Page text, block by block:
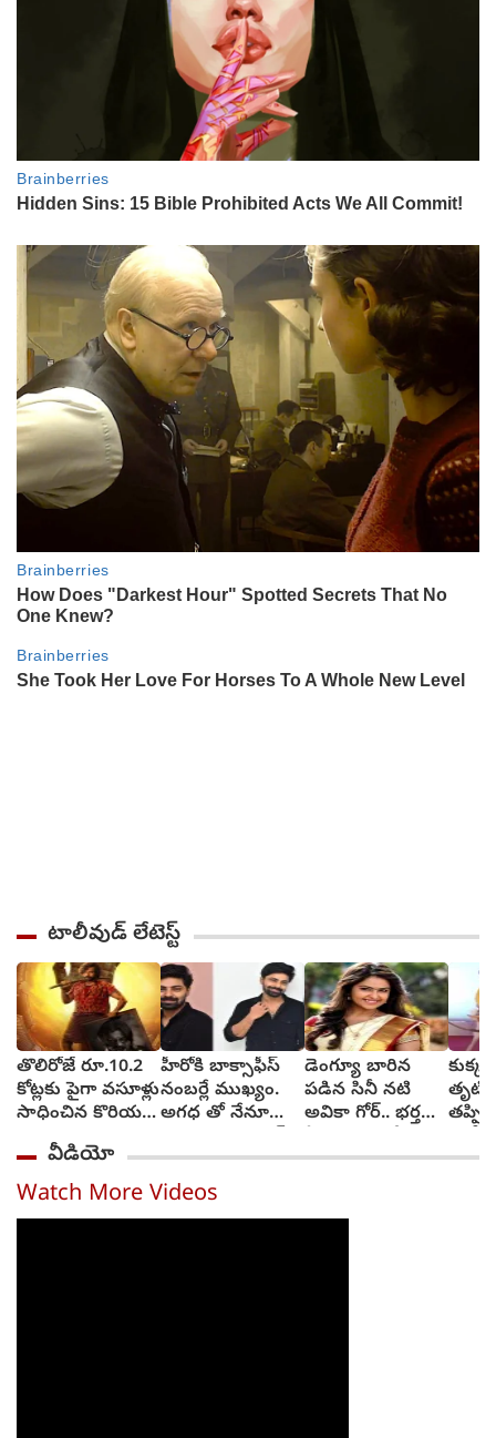
టాలీవుడ్ లేటెస్ట్
తొలిరోజే రూ.10.2
కోట్లకు పైగా వసూళ్లు
సాధించిన కొరియన్
కనకరాజు
హీరోకి బాక్సాఫీస్
నంబర్లే ముఖ్యం.
అగధ తో నేనూ
రెడ్డి
డెంగ్యూ బారిన
పడిన సినీ నటి
అవికా గోర్.. భర్త
(video)
రవీనా
వీడియో
Watch More Videos